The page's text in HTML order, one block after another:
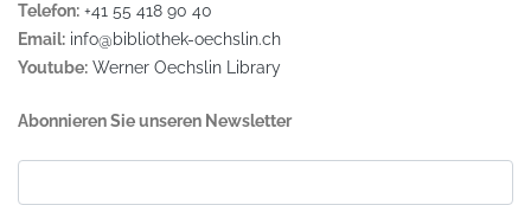
Telefon: +41 55 418 90 40
Email: info@bibliothek-oechslin.ch
Youtube: Werner Oechslin Library
Abonnieren Sie unseren Newsletter